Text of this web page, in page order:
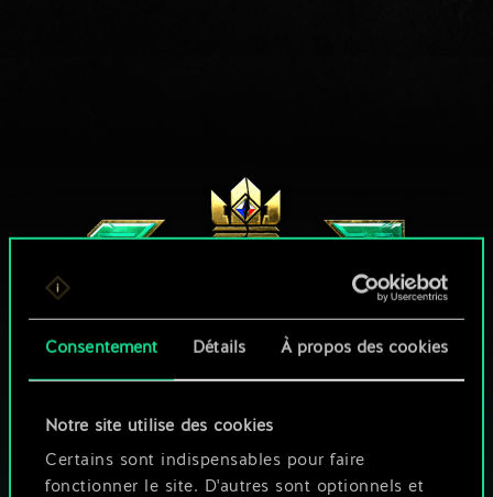
Consentement Détails À propos des cookies
Notre site utilise des cookies
Certains sont indispensables pour faire
fonctionner le site. D'autres sont optionnels et
UNE PETITE PARTIE DE GWENT ?
JOUEZ GRATUITEMENT